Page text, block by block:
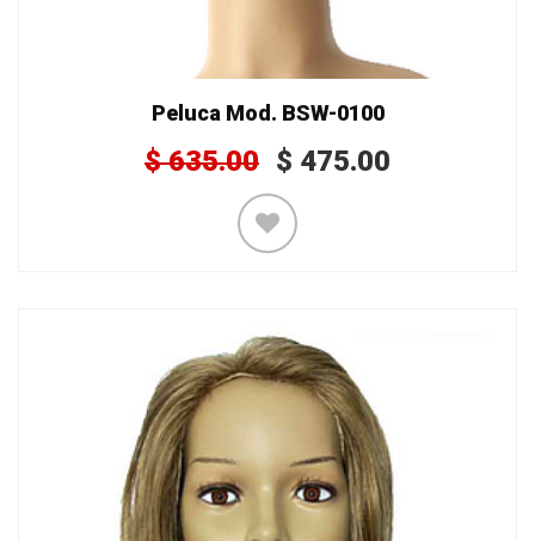
Peluca Mod. BSW-0100
$635.00 $ 475.00